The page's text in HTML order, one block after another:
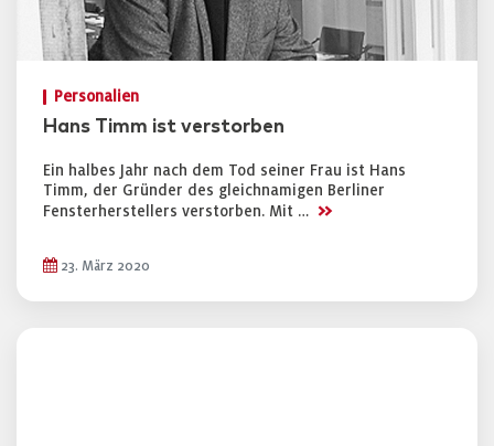
Personalien
Hans Timm ist verstorben
Ein halbes Jahr nach dem Tod seiner Frau ist Hans
Timm, der Gründer des gleichnamigen Berliner
Fensterherstellers verstorben. Mit … >>
23. März 2020